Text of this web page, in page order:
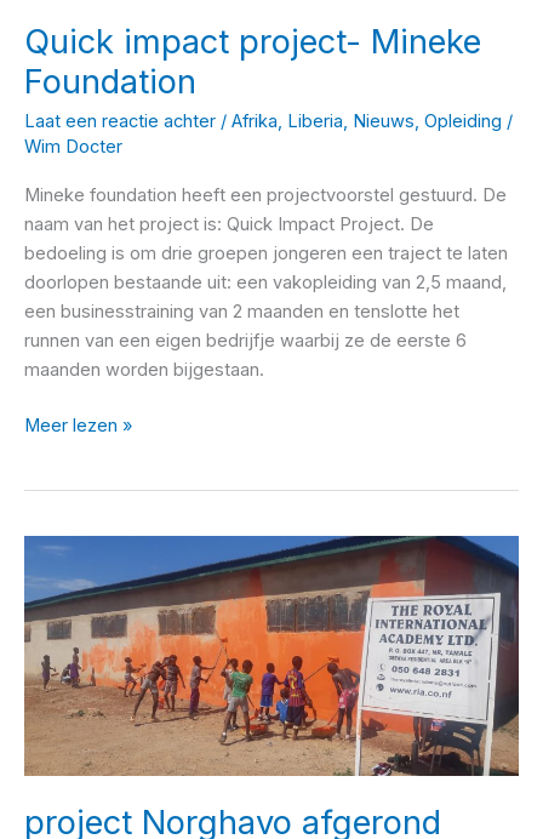
Quick impact project- Mineke
Foundation
Laat een reactie achter / Afrika, Liberia, Nieuws, Opleiding /
Wim Docter
Mineke foundation heeft een projectvoorstel gestuurd. De
naam van het project is: Quick Impact Project. De
bedoeling is om drie groepen jongeren een traject te laten
doorlopen bestaande uit: een vakopleiding van 2,5 maand,
een businesstraining van 2 maanden en tenslotte het
runnen van een eigen bedrijfje waarbij ze de eerste 6
maanden worden bijgestaan.
Quick
Foundation
Meer lezen »
project Norghavo afgerond